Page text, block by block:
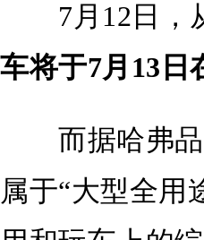
7月12日，
车将于7月13日
而据哈弗品
属于“大型全用